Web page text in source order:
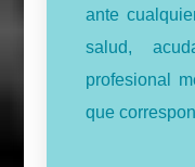
ante
salud,
profesional
que